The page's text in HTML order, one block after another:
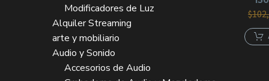
Modificadores de Luz
Alquiler Streaming
arte y mobiliario
Audio y Sonido
Accesorios de Audio
$